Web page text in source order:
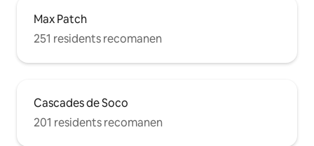
Max Patch
251 residents recomanen
Cascades de Soco
201 residents recomanen